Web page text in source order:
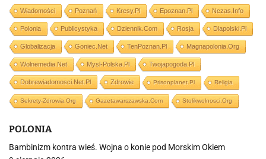
Wiadomości Poznań Kresy.pl Epoznan.pl Nczas.info
Polonia Publicystyka Dziennik.com Rosja Dlapolski.pl
Globalizacja Goniec.net TenPoznan.pl Magnapolonia.org
Wolnemedia.net Mysl-Polska.pl Twojapogoda.pl
Dobrewiadomosci.net.pl Zdrowie Prisonplanet.pl Religia
Sekrety-Zdrowia.org Gazetawarszawska.com Stolikwolnosci.org
POLONIA
Bambinizm kontra wieś. Wojna o konie pod Morskim Okiem